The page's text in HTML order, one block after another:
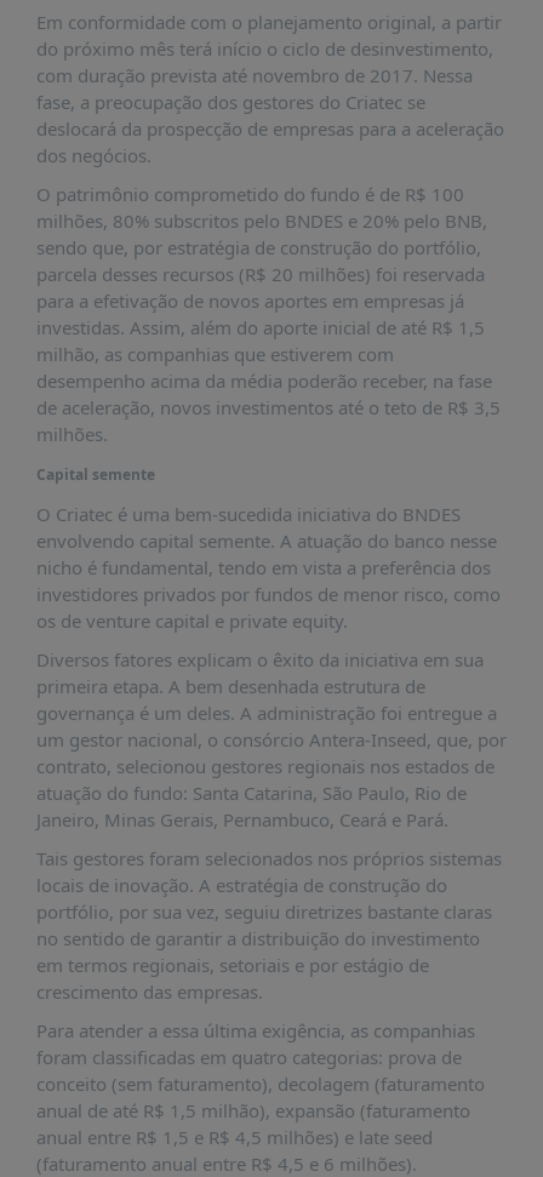
DADOS
FRENTE
PARLAMENTAR
SOBRE
A
FRENTE
MATERIAIS
INFORMAÇÕES
CURSOS
E
EVENTOS
INSCRIÇÕES
MATERIAIS
DISPONÍVEIS
PUBLICAÇÕES
REVISTA
RUMOS
LIVROS
NOTÍCIAS
PRÊMIO
ABDE-
BID
PRÊMIO
ABDE
DE
JORNALISMO
SABER
CONTATO
Em conformidade com o planejamento original, a partir
do próximo mês terá início o ciclo de desinvestimento,
com duração prevista até novembro de 2017. Nessa
fase, a preocupação dos gestores do Criatec se
deslocará da prospecção de empresas para a aceleração
dos negócios.
O patrimônio comprometido do fundo é de R$ 100
milhões, 80% subscritos pelo BNDES e 20% pelo BNB,
sendo que, por estratégia de construção do portfólio,
parcela desses recursos (R$ 20 milhões) foi reservada
para a efetivação de novos aportes em empresas já
investidas. Assim, além do aporte inicial de até R$ 1,5
milhão, as companhias que estiverem com
desempenho acima da média poderão receber, na fase
de aceleração, novos investimentos até o teto de R$ 3,5
milhões.
Capital semente
O Criatec é uma bem-sucedida iniciativa do BNDES
envolvendo capital semente. A atuação do banco nesse
nicho é fundamental, tendo em vista a preferência dos
investidores privados por fundos de menor risco, como
os de venture capital e private equity.
Diversos fatores explicam o êxito da iniciativa em sua
primeira etapa. A bem desenhada estrutura de
governança é um deles. A administração foi entregue a
um gestor nacional, o consórcio Antera-Inseed, que, por
contrato, selecionou gestores regionais nos estados de
atuação do fundo: Santa Catarina, São Paulo, Rio de
Janeiro, Minas Gerais, Pernambuco, Ceará e Pará.
Tais gestores foram selecionados nos próprios sistemas
locais de inovação. A estratégia de construção do
portfólio, por sua vez, seguiu diretrizes bastante claras
no sentido de garantir a distribuição do investimento
em termos regionais, setoriais e por estágio de
crescimento das empresas.
Para atender a essa última exigência, as companhias
foram classificadas em quatro categorias: prova de
conceito (sem faturamento), decolagem (faturamento
anual de até R$ 1,5 milhão), expansão (faturamento
anual entre R$ 1,5 e R$ 4,5 milhões) e late seed
(faturamento anual entre R$ 4,5 e 6 milhões).